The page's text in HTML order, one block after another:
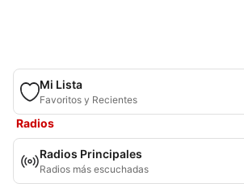
Mi Lista
Favoritos y Recientes
Radios
Radios Principales
Radios más escuchadas